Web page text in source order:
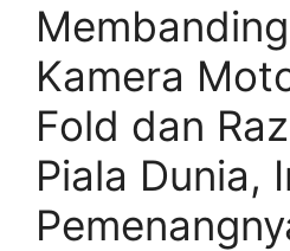
Kamera
Fold dan
Piala Dunia,